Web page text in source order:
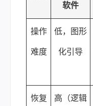
软件
操作
难度
低，图形
化引导
恢复 高（逻辑